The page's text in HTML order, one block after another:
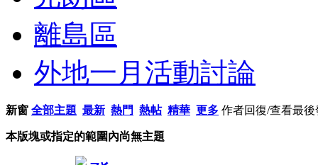
離島區
外地一月活動討論
新窗 全部主題 最新 熱門 熱帖 精華 更多 作者回復/查看最後
本版塊或指定的範圍內尚無主題